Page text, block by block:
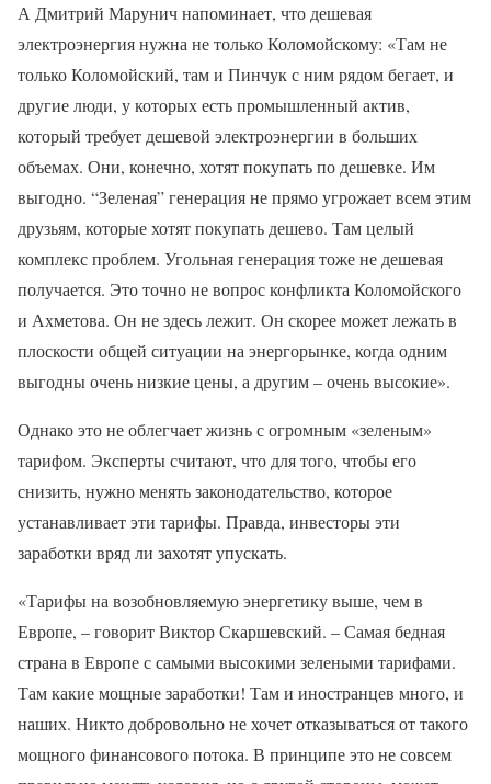
А Дмитрий Марунич напоминает, что дешевая
электроэнергия нужна не только Коломойскому: «Там не
только Коломойский, там и Пинчук с ним рядом бегает, и
другие люди, у которых есть промышленный актив,
который требует дешевой электроэнергии в больших
объемах. Они, конечно, хотят покупать по дешевке. Им
выгодно. “Зеленая” генерация не прямо угрожает всем этим
друзьям, которые хотят покупать дешево. Там целый
комплекс проблем. Угольная генерация тоже не дешевая
получается. Это точно не вопрос конфликта Коломойского
и Ахметова. Он не здесь лежит. Он скорее может лежать в
плоскости общей ситуации на энергорынке, когда одним
выгодны очень низкие цены, а другим – очень высокие».
Однако это не облегчает жизнь с огромным «зеленым»
тарифом. Эксперты считают, что для того, чтобы его
снизить, нужно менять законодательство, которое
устанавливает эти тарифы. Правда, инвесторы эти
заработки вряд ли захотят упускать.
«Тарифы на возобновляемую энергетику выше, чем в
Европе, – говорит Виктор Скаршевский. – Самая бедная
страна в Европе с самыми высокими зелеными тарифами.
Там какие мощные заработки! Там и иностранцев много, и
наших. Никто добровольно не хочет отказываться от такого
мощного финансового потока. В принципе это не совсем